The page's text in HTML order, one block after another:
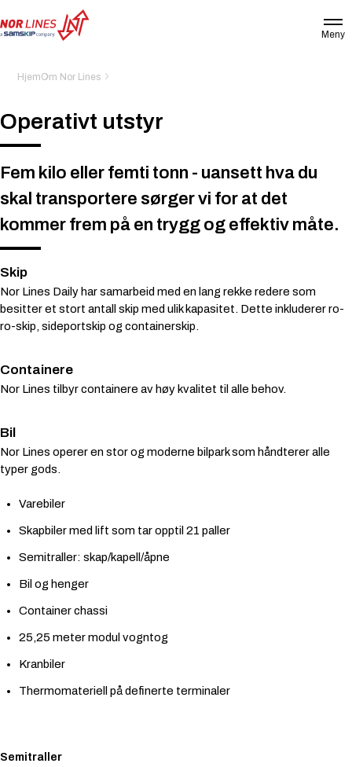
NORWAY
Meny
HjemOm Nor Lines
Operativt utstyr
Fem kilo eller femti tonn - uansett hva du
skal transportere sørger vi for at det
kommer frem på en trygg og effektiv måte.
Skip
Nor Lines Daily har samarbeid med en lang rekke redere som
besitter et stort antall skip med ulik kapasitet. Dette inkluderer ro-
ro-skip, sideportskip og containerskip.
Containere
Nor Lines tilbyr containere av høy kvalitet til alle behov.
Bil
Nor Lines operer en stor og moderne bilpark som håndterer alle
typer gods.
Varebiler
Skapbiler med lift som tar opptil 21 paller
Semitraller: skap/kapell/åpne
Bil og henger
Container chassi
25,25 meter modul vogntog
Kranbiler
Thermomateriell på definerte terminaler
Semitraller